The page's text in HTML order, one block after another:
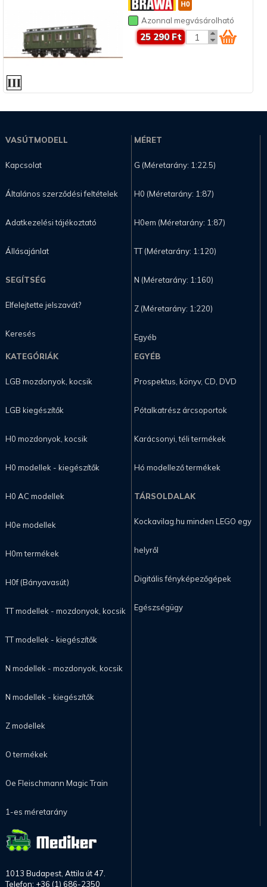
Azonnal megvásárolható
25 290 Ft
VASÚTMODELL
Kapcsolat
Általános szerződési feltételek
Adatkezelési tájékoztató
Állásajánlat
SEGÍTSÉG
Elfelejtette jelszavát?
Keresés
MÉRET
G (Méretarány: 1:22.5)
H0 (Méretarány: 1:87)
H0em (Méretarány: 1:87)
TT (Méretarány: 1:120)
N (Méretarány: 1:160)
Z (Méretarány: 1:220)
Egyéb
KATEGÓRIÁK
LGB mozdonyok, kocsik
LGB kiegészítők
H0 mozdonyok, kocsik
H0 modellek - kiegészítők
H0 AC modellek
H0e modellek
H0m termékek
H0f (Bányavasút)
TT modellek - mozdonyok, kocsik
TT modellek - kiegészítők
N modellek - mozdonyok, kocsik
N modellek - kiegészítők
Z modellek
O termékek
Oe Fleischmann Magic Train
1-es méretarány
EGYÉB
Prospektus, könyv, CD, DVD
Pótalkatrész árcsoportok
Karácsonyi, téli termékek
Hó modellező termékek
TÁRSOLDALAK
Kockavilag.hu minden LEGO egy
helyről
Digitális fényképezőgépek
Egészségügy
1013 Budapest, Attila út 47.
Telefon: +36 (1) 686-2350